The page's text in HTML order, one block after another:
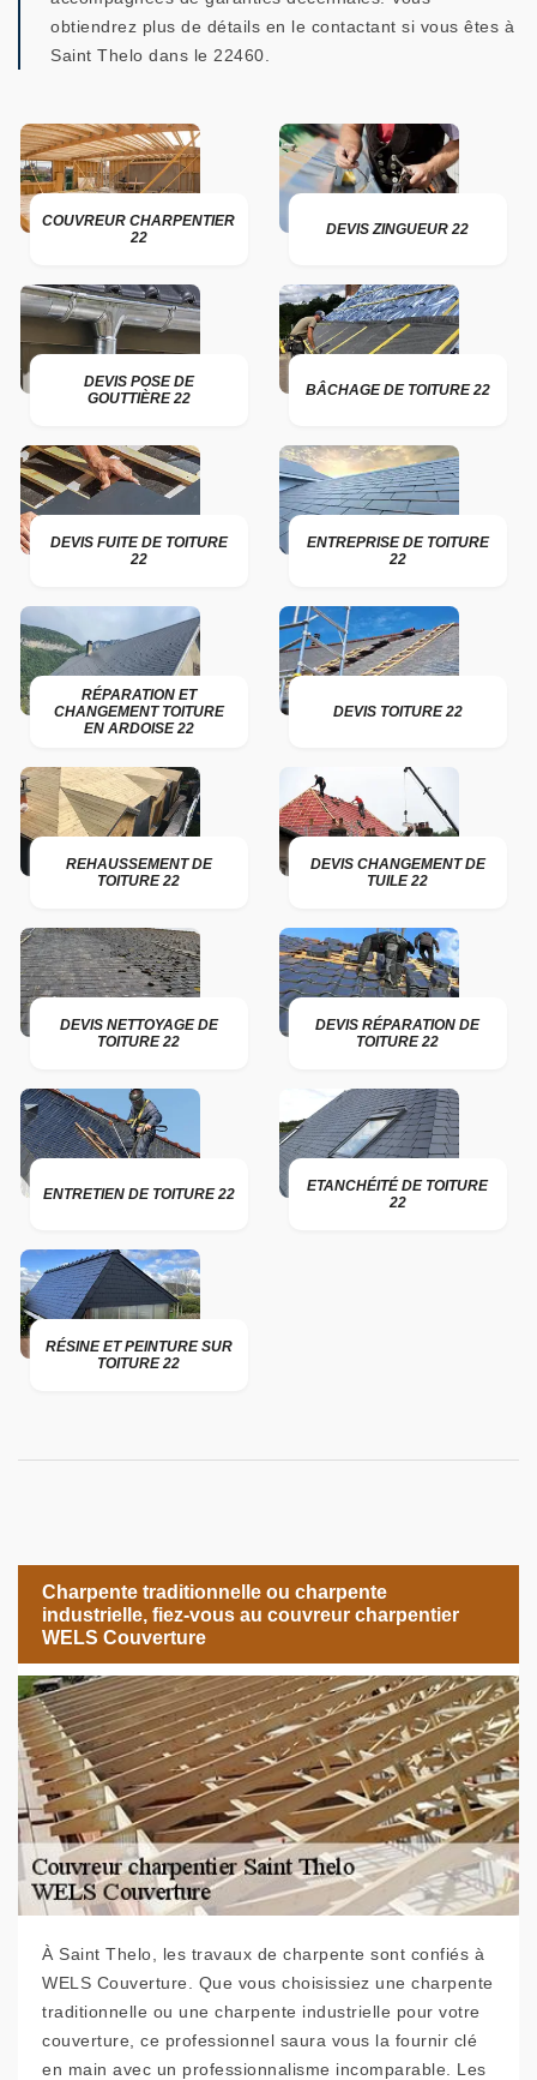
obtiendrez plus de détails en le contactant si vous êtes à
Saint Thelo dans le 22460.
COUVREUR CHARPENTIER
22
DEVIS ZINGUEUR 22
DEVIS POSE DE
GOUTTIÈRE 22
BÂCHAGE DE TOITURE 22
DEVIS FUITE DE TOITURE
22
ENTREPRISE DE TOITURE
22
RÉPARATION ET
CHANGEMENT TOITURE
EN ARDOISE 22
DEVIS TOITURE 22
REHAUSSEMENT DE
TOITURE 22
DEVIS CHANGEMENT DE
TUILE 22
DEVIS NETTOYAGE DE
TOITURE 22
DEVIS RÉPARATION DE
TOITURE 22
ENTRETIEN DE TOITURE 22
ETANCHÉITÉ DE TOITURE
22
RÉSINE ET PEINTURE SUR
TOITURE 22
Charpente traditionnelle ou charpente
industrielle, fiez-vous au couvreur charpentier
WELS Couverture
À Saint Thelo, les travaux de charpente sont confiés à
WELS Couverture. Que vous choisissiez une charpente
traditionnelle ou une charpente industrielle pour votre
couverture, ce professionnel saura vous la fournir clé
en main avec un professionnalisme incomparable. Les